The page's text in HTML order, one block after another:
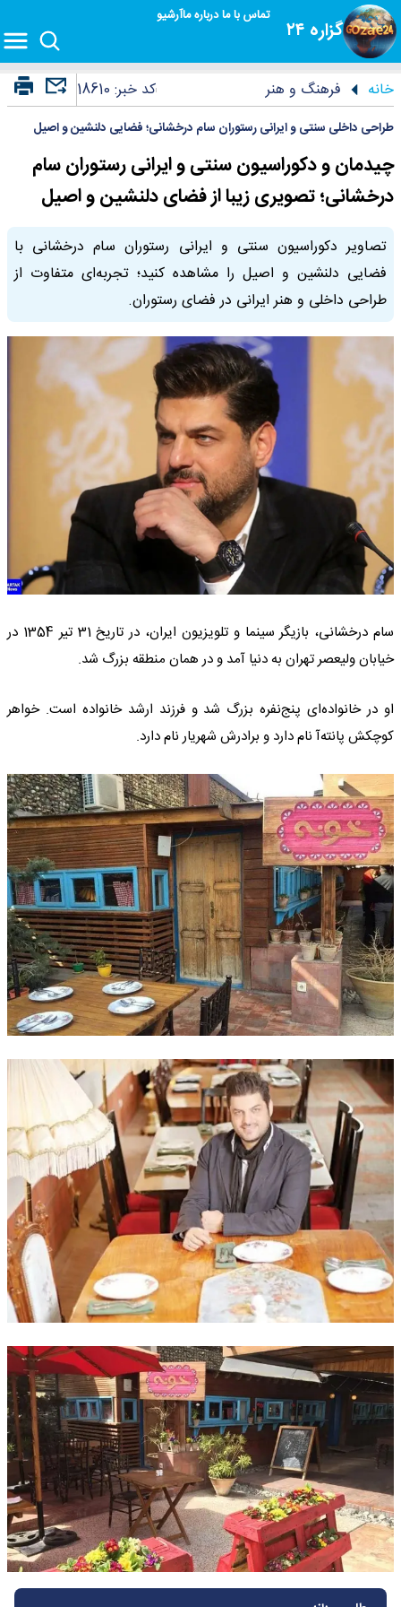
گزاره ۲۴
تماس با مادرباره ماآرشیو
خانه فرهنگ و هنر کد خبر: 18610
طراحی داخلی سنتی و ایرانی رستوران سام درخشانی؛ فضایی دلنشین و اصیل
چیدمان و دکوراسیون سنتی و ایرانی رستوران سام
درخشانی؛ تصویری زیبا از فضای دلنشین و اصیل
تصاویر دکوراسیون سنتی و ایرانی رستوران سام درخشانی با
فضایی دلنشین و اصیل را مشاهده کنید؛ تجربه‌ای متفاوت از
طراحی داخلی و هنر ایرانی در فضای رستوران.
سام درخشانی، بازیگر سینما و تلویزیون ایران، در تاریخ 31 تیر 1354 در
خیابان ولیعصر تهران به دنیا آمد و در همان منطقه بزرگ شد.
او در خانواده‌ای پنج‌نفره بزرگ شد و فرزند ارشد خانواده است. خواهر
کوچکش پانته‌آ نام دارد و برادرش شهریار نام دارد.